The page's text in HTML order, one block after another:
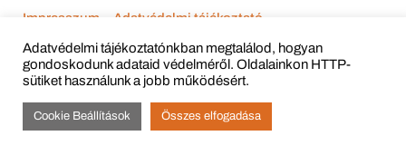
© Copyright 2015 - 2022 All Rights Reserved
Impresszum Adatvédelmi tájékoztató
Adatvédelmi tájékoztatónkban megtalálod, hogyan
gondoskodunk adataid védelméről. Oldalainkon HTTP-
sütiket használunk a jobb működésért.
Cookie Beállítások Összes elfogadása